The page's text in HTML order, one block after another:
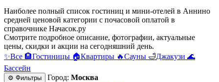
Наиболее полный список гостиниц и мини-отелей в Аннино
средней ценовой категории c почасовой оплатой в
справочнике Начасок.ру
Смотрите подробное описание, фотографии, актуальные
цены, скидки и акции на сегодняшний день.
✨Все 🏨Гостиницы 🏠Квартиры 🔥Сауны 🛁Джакузи 🌊
Бассейн
⚙ Фильтры Город: Москва